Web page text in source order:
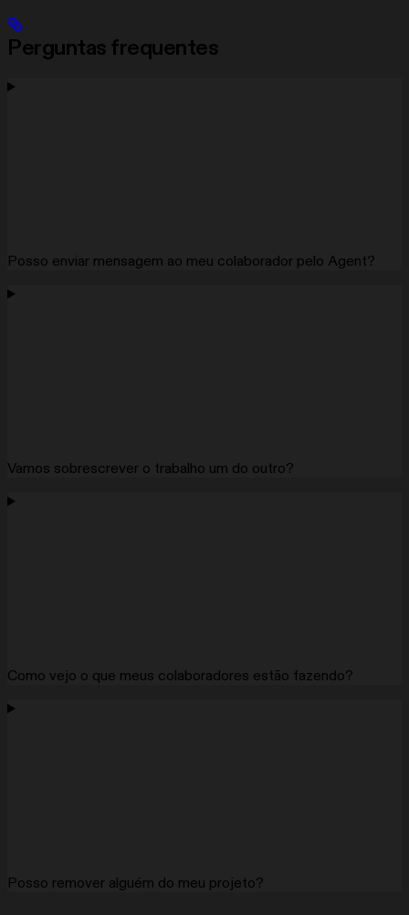
Perguntas frequentes
Posso enviar mensagem ao meu colaborador pelo Agent?
Vamos sobrescrever o trabalho um do outro?
Como vejo o que meus colaboradores estão fazendo?
Posso remover alguém do meu projeto?